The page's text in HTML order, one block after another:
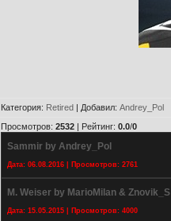
Категория: Retired | Добавил: Andrey_Pol
Просмотров: 2532 | Рейтинг: 0.0/0
Sammir by Andrey_Pol
Дата: 06.08.2016 | Просмотров: 2761
M. Weiser by MarioMilan & Znovik_S
Дата: 15.05.2015 | Просмотров: 4000